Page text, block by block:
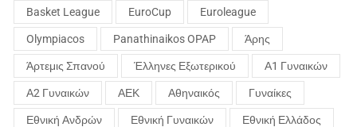
Basket League EuroCup Euroleague
Olympiacos Panathinaikos OPAP Άρης
Άρτεμις Σπανού Έλληνες Εξωτερικού Α1 Γυναικών
Α2 Γυναικών ΑΕΚ Αθηναικός Γυναίκες
Εθνική Ανδρών Εθνική Γυναικών Εθνική Ελλάδος